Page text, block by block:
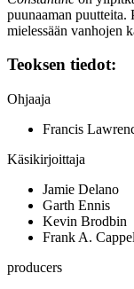
puunaaman puutteita.
mielessään vanhojen
Teoksen tiedot:
Ohjaaja
Francis
Käsikirjoittaja
Jamie Delano
Garth Ennis
Kevin Brodbin
Frank A.
producers